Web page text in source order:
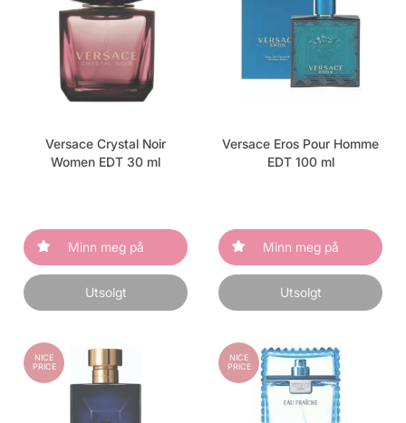
Versace Crystal Noir
Women EDT 30 ml
Minn meg på
Utsolgt
Versace Eros Pour Homme
EDT 100 ml
Minn meg på
Utsolgt
NICE
PRICE
NICE
PRICE